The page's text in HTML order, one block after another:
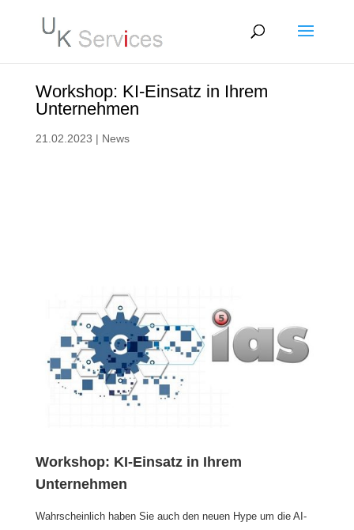
Workshop: KI-Einsatz in Ihrem
Unternehmen
21.02.2023 | News
Workshop: KI-Einsatz in Ihrem
Unternehmen
Wahrscheinlich haben Sie auch den neuen Hype um die AI-